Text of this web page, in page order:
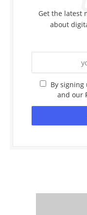
Get the latest
about
By signing
and our